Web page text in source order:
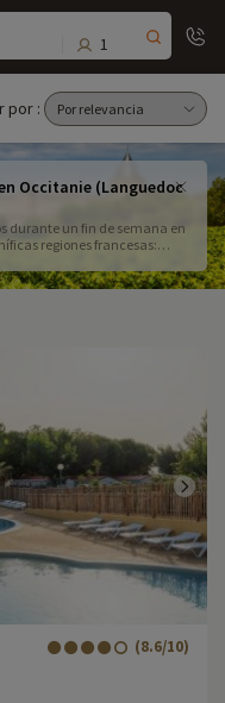
1
por :
Occitanie (Languedoc
durante un fin de semana en
regiones francesas:
más altas de los Pirineos! En
seleccionados para su fin de
un insólito fin de semana
(8.6/10)